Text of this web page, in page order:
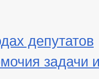
депутатов
задачи